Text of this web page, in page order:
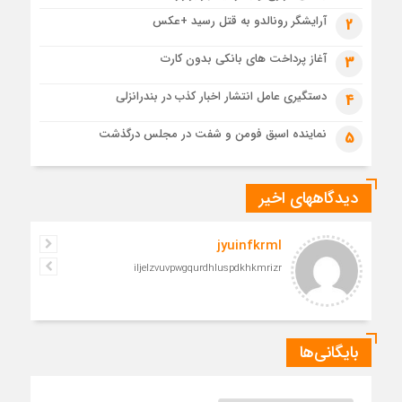
رهبرشهید
مراسم تشییع پیکر رهبر شهید در قم به پایان رسید
2 آرایشگر رونالدو به قتل رسید +عکس
3 آغاز پرداخت های بانکی بدون کارت
4 دستگیری عامل انتشار اخبار کذب در بندرانزلی
5 نماینده اسبق فومن و شفت در مجلس درگذشت
دیدگاههای اخیر
jyuinfkrml
iljelzvuvpwgqurdhluspdkhkmrizr
بایگانی‌ها